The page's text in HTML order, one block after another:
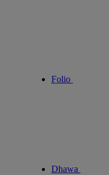
Folio
Dhawa